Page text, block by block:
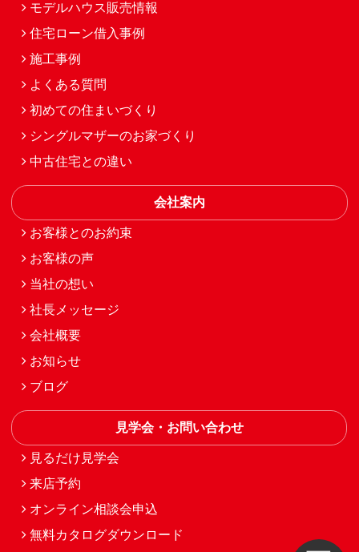
モデルハウス販売情報
住宅ローン借入事例
施工事例
よくある質問
初めての住まいづくり
シングルマザーのお家づくり
中古住宅との違い
会社案内
お客様とのお約束
お客様の声
当社の想い
社長メッセージ
会社概要
お知らせ
ブログ
見学会・お問い合わせ
見るだけ見学会
来店予約
オンライン相談会申込
無料カタログダウンロード